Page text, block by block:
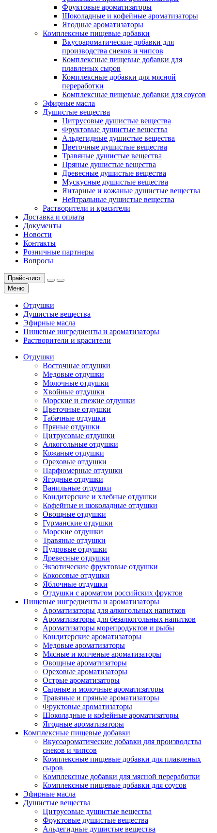
Фруктовые ароматизаторы
Шоколадные и кофейные ароматизаторы
Ягодные ароматизаторы
Комплексные пищевые добавки
Вкусоароматические добавки для
производства снеков и чипсов
Комплексные пищевые добавки для
плавленых сыров
Комплексные добавки для мясной
переработки
Комплексные пищевые добавки для соусов
Эфирные масла
Душистые вещества
Цитрусовые душистые вещества
Фруктовые душистые вещества
Альдегидные душистые вещества
Цветочные душистые вещества
Травяные душистые вещества
Пряные душистые вещества
Древесные душистые вещества
Мускусные душистые вещества
Янтарные и кожаные душистые вещества
Нейтральные душистые вещества
Растворители и красители
Доставка и оплата
Документы
Новости
Контакты
Розничные партнеры
Вопросы
Прайс-лист
Меню
Отдушки
Душистые вещества
Эфирные масла
Пищевые ингредиенты и ароматизаторы
Растворители и красители
Отдушки
Восточные отдушки
Медовые отдушки
Молочные отдушки
Хвойные отдушки
Морские и свежие отдушки
Цветочные отдушки
Табачные отдушки
Пряные отдушки
Цитрусовые отдушки
Алкогольные отдушки
Кожаные отдушки
Ореховые отдушки
Парфюмерные отдушки
Ягодные отдушки
Ванильные отдушки
Кондитерские и хлебные отдушки
Кофейные и шоколадные отдушки
Овощные отдушки
Гурманские отдушки
Морские отдушки
Травяные отдушки
Пудровые отдушки
Древесные отдушки
Экзотические фруктовые отдушки
Кокосовые отдушки
Яблочные отдушки
Отдушки с ароматом российских фруктов
Пищевые ингредиенты и ароматизаторы
Ароматизаторы для алкогольных напитков
Ароматизаторы для безалкогольных напитков
Ароматизаторы морепродуктов и рыбы
Кондитерские ароматизаторы
Медовые ароматизаторы
Мясные и копченые ароматизаторы
Овощные ароматизаторы
Ореховые ароматизаторы
Острые ароматизаторы
Сырные и молочные ароматизаторы
Травяные и пряные ароматизаторы
Фруктовые ароматизаторы
Шоколадные и кофейные ароматизаторы
Ягодные ароматизаторы
Комплексные пищевые добавки
Вкусоароматические добавки для производства
снеков и чипсов
Комплексные пищевые добавки для плавленых
сыров
Комплексные добавки для мясной переработки
Комплексные пищевые добавки для соусов
Эфирные масла
Душистые вещества
Цитрусовые душистые вещества
Фруктовые душистые вещества
Альдегидные душистые вещества